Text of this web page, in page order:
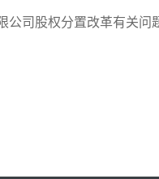
司股权分置改革有关